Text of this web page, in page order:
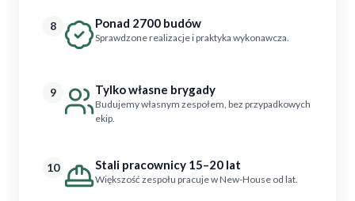
8 Ponad 2700 budów
Sprawdzone realizacje i praktyka wykonawcza.
9 Tylko własne brygady
Budujemy własnym zespołem, bez przypadkowych
ekip.
10 Stali pracownicy 15–20 lat
Większość zespołu pracuje w New-House od lat.